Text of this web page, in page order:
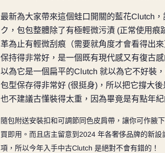
最新為大家帶來這個蛙口開關的藍花Clutch，
ク，包包整體除了有極輕微污漬 (正常使用痕
革為止有輕微刮痕（需要就角度才會看得出
保持得非常好，是一個既有現代感又有復古
以為它是一個扁平的Clutch 就以為它不好裝
包型保存得非常好 (很挺身)，所以把它撐大
也不建議古懂裝得太重，因為畢竟是有點年
隨包附送安裝扣和可調節同色皮肩帶，讓你可作腋
買即用。而且店主留意到2024 年各奢侈品牌的新
項，所以今年入手中古Clutch 是絕對不會有錯的！